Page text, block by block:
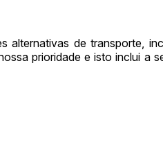
de transporte,
prioridade e isto inclui a